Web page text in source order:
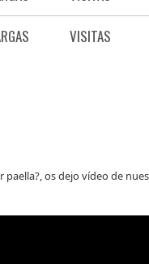
VISITAS
os dejo vídeo de